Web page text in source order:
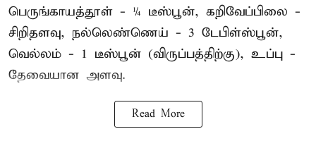
பெருங்காயத்தூள் - ¼ டீஸ்பூன், கறிவேப்பிலை -
சிறிதளவு, நல்லெண்ணெய் - 3 டேபிள்ஸ்பூன்,
வெல்லம் - 1 டீஸ்பூன் (விருப்பத்திற்கு), உப்பு -
தேவையான அளவு.
Read More